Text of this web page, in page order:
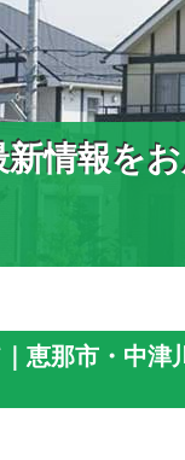
情報を
恵那市・中